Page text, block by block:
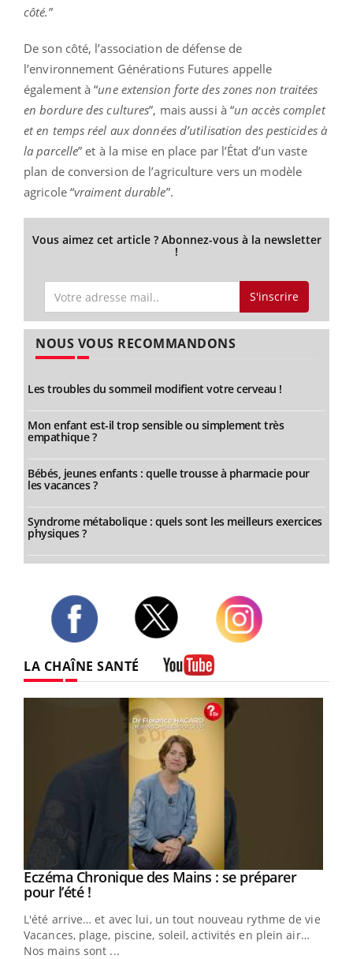
côté.”
De son côté, l’association de défense de
l’environnement Générations Futures appelle
également à “une extension forte des zones non traitées
en bordure des cultures”, mais aussi à “un accès complet
et en temps réel aux données d’utilisation des pesticides à
la parcelle” et à la mise en place par l’État d’un vaste
plan de conversion de l’agriculture vers un modèle
agricole “vraiment durable”.
Vous aimez cet article ? Abonnez-vous à la newsletter
!
S'inscrire
NOUS VOUS RECOMMANDONS
Les troubles du sommeil modifient votre cerveau !
Mon enfant est-il trop sensible ou simplement très
empathique ?
Bébés, jeunes enfants : quelle trousse à pharmacie pour
les vacances ?
Syndrome métabolique : quels sont les meilleurs exercices
physiques ?
LA CHAÎNE SANTÉ
Youtube
Eczéma Chronique des Mains : se préparer
pour l’été !Youtube
L'été arrive… et avec lui, un tout nouveau rythme de vie !
Vacances, plage, piscine, soleil, activités en plein air…
Nos mains sont ...